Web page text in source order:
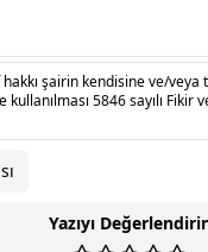
şairin kendisine ve/veya
kullanılması 5846 sayılı Fikir
Yazıyı